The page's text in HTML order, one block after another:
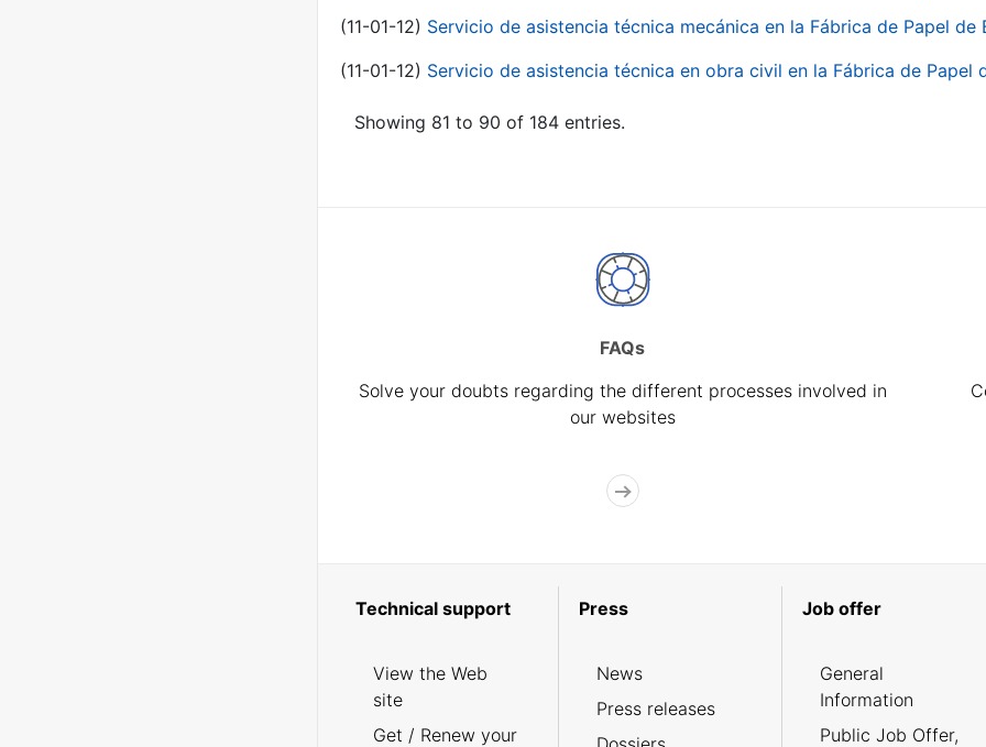
(11-01-12) Servicio de asistencia técnica mecánica en la Fábrica de Papel de
(11-01-12) Servicio de asistencia técnica en obra civil en la Fábrica de Papel
Showing 81 to 90 of 184 entries.
FAQs
Solve your doubts regarding the different processes involved in
our websites
Technical support
View the Web
site
Get / Renew your
Press
News
Press releases
Job offer
General
Information
Public Job Offer,